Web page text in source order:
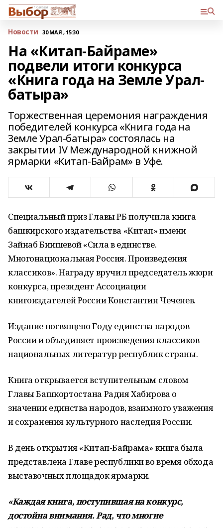
Новости 30 МАЯ , 15:30
На «Китап-Байраме»
подвели итоги конкурса
«Книга года на Земле Урал-
батыра»
Торжественная церемония награждения
победителей конкурса «Книга года на
Земле Урал-батыра» состоялась на
закрытии IV Международной книжной
ярмарки «Китап-Байрам» в Уфе.
Специальный приз Главы РБ получила книга
башкирского издательства «Китап» имени
Зайнаб Биишевой «Сила в единстве.
Многонациональная Россия. Произведения
классиков». Награду вручил председатель жюри
конкурса, президент Ассоциации
книгоиздателей России Константин Чеченев.
Издание посвящено Году единства народов
России и объединяет произведения классиков
национальных литератур республик страны.
Книга открывается вступительным словом
Главы Башкортостана Радия Хабирова о
значении единства народов, взаимного уважения
и сохранения культурного наследия России.
В день открытия «Китап-Байрама» книга была
представлена Главе республики во время обхода
выставочных площадок ярмарки.
«Каждая книга, поступившая на конкурс,
достойна внимания. Рад, что многие